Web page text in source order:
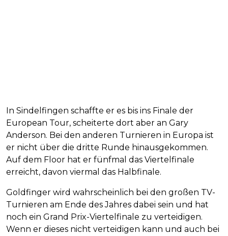
In Sindelfingen schaffte er es bis ins Finale der
European Tour, scheiterte dort aber an Gary
Anderson. Bei den anderen Turnieren in Europa ist
er nicht über die dritte Runde hinausgekommen.
Auf dem Floor hat er fünfmal das Viertelfinale
erreicht, davon viermal das Halbfinale.
Goldfinger wird wahrscheinlich bei den großen TV-
Turnieren am Ende des Jahres dabei sein und hat
noch ein Grand Prix-Viertelfinale zu verteidigen.
Wenn er dieses nicht verteidigen kann und auch bei